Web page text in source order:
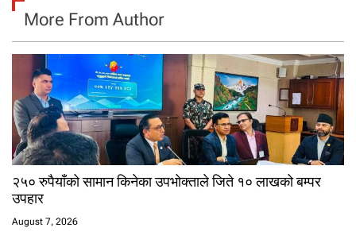
More From Author
२५० रुपैयाँको सामान किनेका उपभोक्ताले जिते १० लाखको बम्पर
उपहार
August 7, 2026